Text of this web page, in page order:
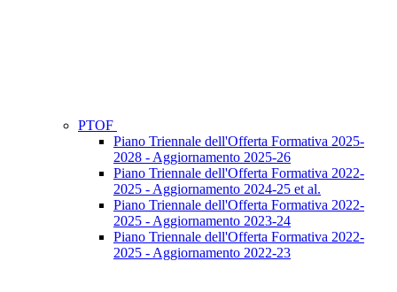
PTOF
Piano Triennale dell'Offerta Formativa 2025-
2028 - Aggiornamento 2025-26
Piano Triennale dell'Offerta Formativa 2022-
2025 - Aggiornamento 2024-25 et al.
Piano Triennale dell'Offerta Formativa 2022-
2025 - Aggiornamento 2023-24
Piano Triennale dell'Offerta Formativa 2022-
2025 - Aggiornamento 2022-23